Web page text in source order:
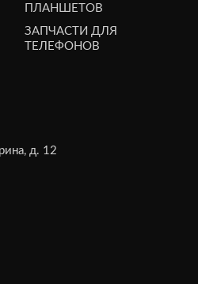
ПЛАНШЕТОВ
ЗАПЧАСТИ ДЛЯ
ТЕЛЕФОНОВ
д. 12